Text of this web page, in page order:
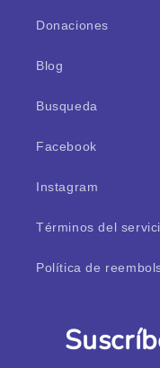
Donaciones
Blog
Busqueda
Facebook
Instagram
Términos del
Política de